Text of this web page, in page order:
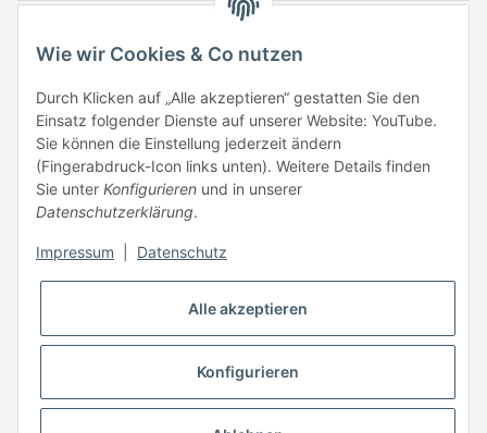
Tuccar GmbH
Raum A-123
Anton-Kux-Str.2
41460 Neuss
E-Mail: info @ megaphonic.de
Kundenservice
Mo - Fr 10:00 - 18:00
Mail: info @ megaphonic.de
Wie wir Cookies & Co nutzen
Durch Klicken auf „Alle akzeptieren“ gestatten Sie den
Einsatz folgender Dienste auf unserer Website: YouTube.
Sie können die Einstellung jederzeit ändern
(Fingerabdruck-Icon links unten). Weitere Details finden
Sie unter Konfigurieren und in unserer
Datenschutzerklärung.
Impressum Datenschutz
Alle akzeptieren
Konfigurieren